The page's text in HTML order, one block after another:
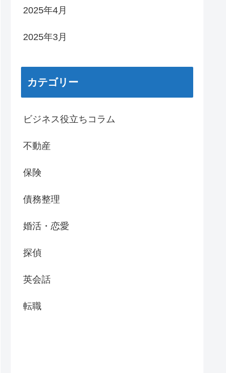
2025年4月
2025年3月
カテゴリー
ビジネス役立ちコラム
不動産
保険
債務整理
婚活・恋愛
探偵
英会話
転職